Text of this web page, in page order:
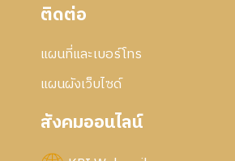
ติดต่อ
แผนที่และเบอร์โทร
แผนผังเว็บไซด์
สังคมออนไลน์